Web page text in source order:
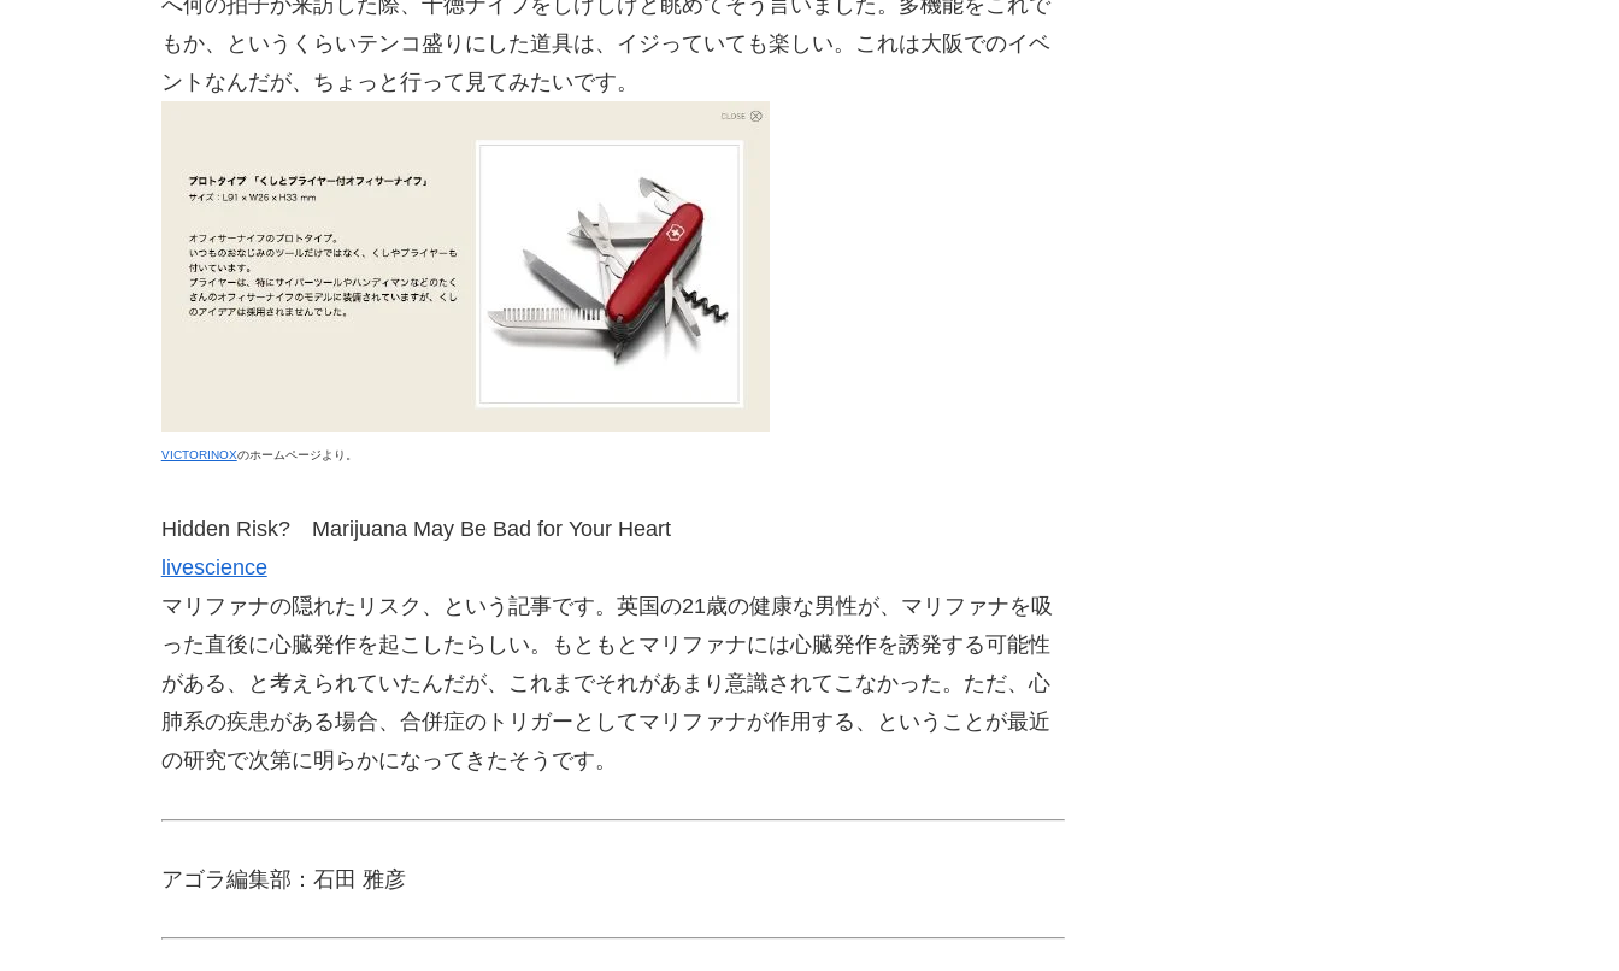
もか、というくらいテンコ盛りにした道具は、イジっていても楽しい。これは大阪でのイベ
ントなんだが、ちょっと行って見てみたいです。
VICTORINOXのホームページより。
Hidden Risk? Marijuana May Be Bad for Your Heart
livescience
マリファナの隠れたリスク、という記事です。英国の21歳の健康な男性が、マリファナを吸
った直後に心臓発作を起こしたらしい。もともとマリファナには心臓発作を誘発する可能性
がある、と考えられていたんだが、これまでそれがあまり意識されてこなかった。ただ、心
肺系の疾患がある場合、合併症のトリガーとしてマリファナが作用する、ということが最近
の研究で次第に明らかになってきたそうです。
アゴラ編集部：石田 雅彦